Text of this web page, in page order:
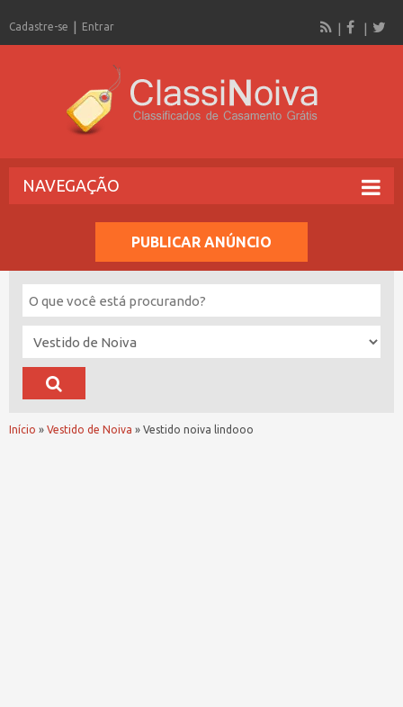
Cadastre-se Entrar
NAVEGAÇÃO
PUBLICAR ANÚNCIO
Início » Vestido de Noiva » Vestido noiva lindooo